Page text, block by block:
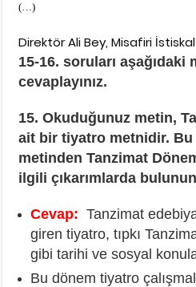
(…)
Direktör Ali Bey, Misafiri İstiskal
15-16. soruları aşağıdaki
cevaplayınız.
15. Okuduğunuz metin,
ait bir tiyatro metnidir.
metinden Tanzimat
ilgili çıkarımlarda
Cevap:Tanzimat
giren tiyatro, tıpkı
gibi tarihi ve sosyal
Bu dönem tiyatro